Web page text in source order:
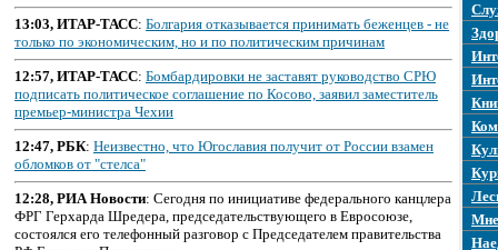
13:03, ИТАР-ТАСС: Болгария отказывается принимать беженцев - не
только по экономическим, но и по политическим причинам
12:57, ИТАР-ТАСС: Бомбардировки не заставят руководство СРЮ
подписать политическое соглашение по Косово, заявил заместитель
премьер-министра Чехии
12:47, РБК: Неизвестно, что Югославия получит от России взамен
обломков от "стелса"
12:28, РИА Новости: Сегодня по инициативе федерального канцлера
ФРГ Герхарда Шредера, председательствующего в Евросоюзе,
состоялся его телефонный разговор с Председателем правительства